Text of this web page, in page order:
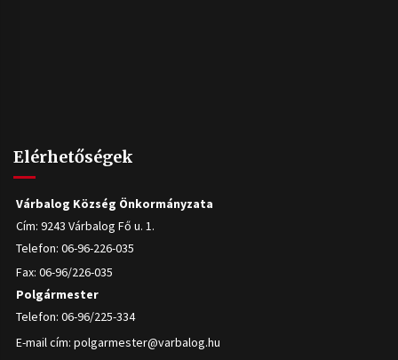
Elérhetőségek
Várbalog Község Önkormányzata
Cím: 9243 Várbalog Fő u. 1.
Telefon: 06-96-226-035
Fax: 06-96/226-035
Polgármester
Telefon: 06-96/225-334
E-mail cím: polgarmester@varbalog.hu